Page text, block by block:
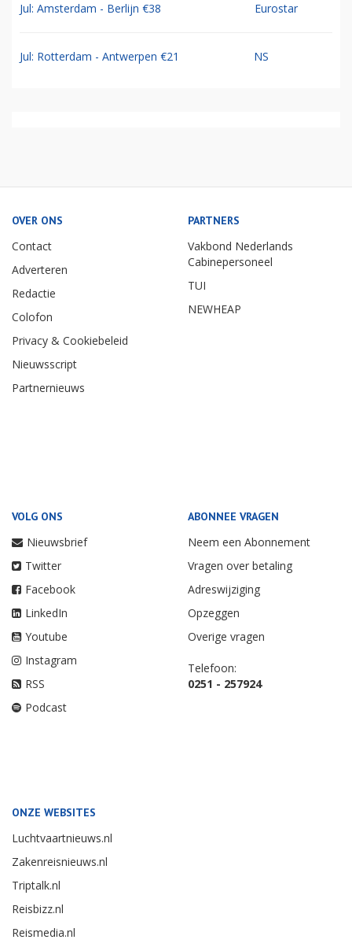
Jul: Amsterdam - Berlijn €38 Eurostar
Jul: Rotterdam - Antwerpen €21 NS
OVER ONS
Contact
Adverteren
Redactie
Colofon
Privacy & Cookiebeleid
Nieuwsscript
Partnernieuws
PARTNERS
Vakbond Nederlands
Cabinepersoneel
TUI
NEWHEAP
VOLG ONS
Nieuwsbrief
Twitter
Facebook
LinkedIn
Youtube
Instagram
RSS
Podcast
ABONNEE VRAGEN
Neem een Abonnement
Vragen over betaling
Adreswijziging
Opzeggen
Overige vragen
Telefoon:
0251 - 257924
ONZE WEBSITES
Luchtvaartnieuws.nl
Zakenreisnieuws.nl
Triptalk.nl
Reisbizz.nl
Reismedia.nl